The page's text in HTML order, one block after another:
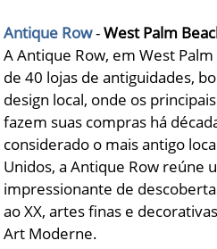
Antique Row-West Palm
A Antique Row, em West
de 40 lojas de antiguidades,
design local, onde os
fazem suas compras há
considerado o mais antigo
Unidos, a Antique Row reúne
impressionante de
ao XX, artes finas e
Art Moderne.